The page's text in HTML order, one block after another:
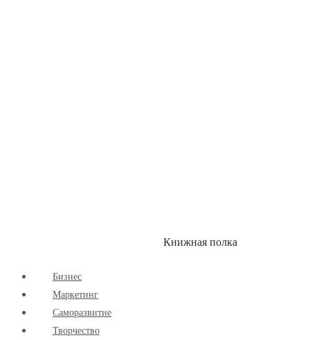
Книжная полка
Бизнес
Маркетинг
Cаморазвитие
Творчество